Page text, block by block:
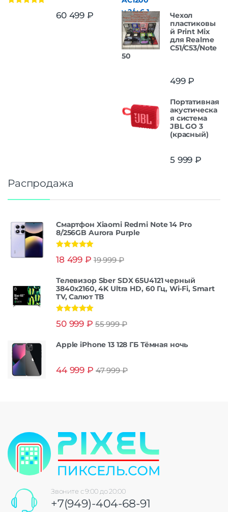
60 499 ₽
Чехол
пластиковы
й Print Mix
для Realme
C51/C53/Note
50
499₽
Портативная
акустическа
я система
JBL GO 3
(красный)
5 999 ₽
Распродажа
Смартфон Xiaomi Redmi Note 14 Pro
8/256GB Aurora Purple
из 5
18 499 ₽ 19 999₽
Телевизор Sber SDX 65U4121 черный
3840x2160, 4K Ultra HD, 60 Гц, Wi-Fi, Smart
TV, Салют ТВ
из 5
50 999 ₽ 55 999₽
Apple iPhone 13 128 ГБ Тёмная ночь
44 999 ₽ 47 999₽
Звоните с 9:00 до 20:00
+7(949)-404-68-91